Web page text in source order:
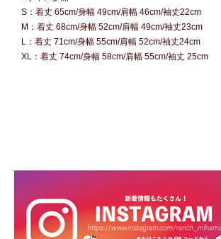
S：着丈 65cm/身幅 49cm/肩幅 46cm/袖丈22cm
M：着丈 68cm/身幅 52cm/肩幅 49cm/袖丈23cm
L：着丈 71cm/身幅 55cm/肩幅 52cm/袖丈24cm
XL：着丈 74cm/身幅 58cm/肩幅 55cm/袖丈 25cm